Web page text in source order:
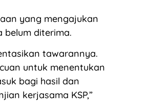
yang mengajukan
belum diterima.
tawarannya.
untuk menentukan
bagi hasil dan
kerjasama KSP,”